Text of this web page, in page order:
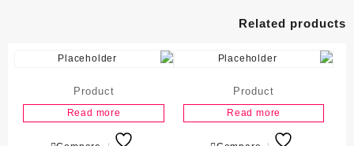
Related products
Product
Read more
Product
Read more